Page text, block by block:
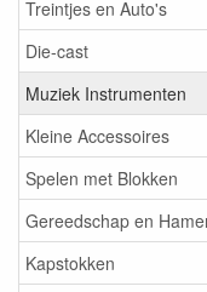
Treintjes en Auto's
Die-cast
Muziek Instrumenten
Kleine Accessoires
Spelen met Blokken
Gereedschap en
Kapstokken